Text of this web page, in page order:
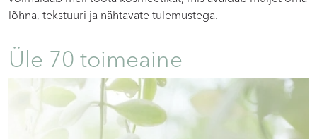
lõhna, tekstuuri ja nähtavate tulemustega.
Üle 70 toimeaine